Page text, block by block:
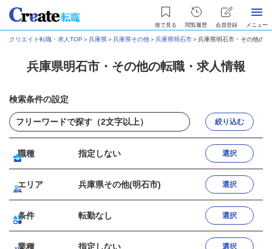
後で見る 閲覧履歴 会員登録 メニュー
クリエイト転職・求人TOP ＞兵庫県＞兵庫県その他＞兵庫県明石市＞兵庫県明石市・その他の
兵庫県明石市・その他の転職・求人情報
検索条件の設定
絞り込む
職種 指定しない 選択
エリア 兵庫県その他(明石市) 選択
条件 転勤なし 選択
業種 指定しない 選択